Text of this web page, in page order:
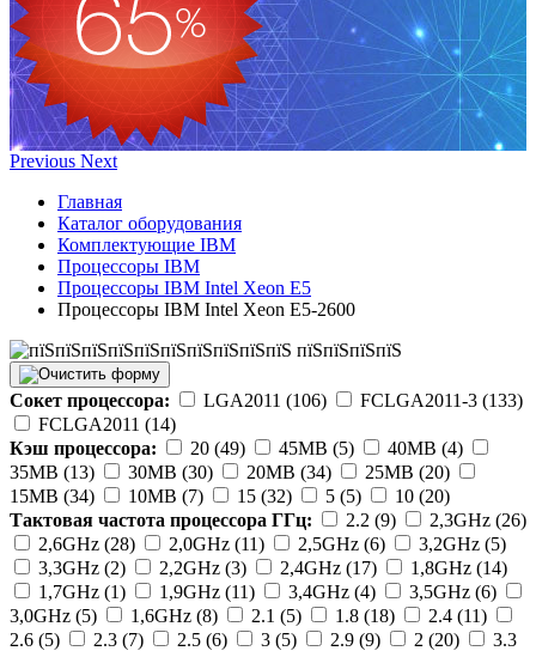
Previous Next
Главная
Каталог оборудования
Комплектующие IBM
Процессоры IBM
Процессоры IBM Intel Xeon E5
Процессоры IBM Intel Xeon E5-2600
Сокет процессора: LGA2011 (106)
FCLGA2011-3 (133)
FCLGA2011 (14)
Кэш процессора:
20 (49) 45MB (5)
40MB (4)
35MB (13)
30MB (30) 20MB (34)
25MB (20)
15MB (34)
10MB (7) 15 (32) 5 (5)
10 (20)
Тактовая частота процессора ГГц:
2.2 (9)
2,3GHz (26)
2,6GHz (28)
2,0GHz (11) 2,5GHz (6)
3,2GHz (5)
3,3GHz (2)
2,2GHz (3) 2,4GHz (17)
1,8GHz (14)
1,7GHz (1)
1,9GHz (11) 3,4GHz (4)
3,5GHz (6)
3,0GHz (5)
1,6GHz (8) 2.1 (5) 1.8 (18)
2.4 (11)
2.6 (5)
2.3 (7) 2.5 (6) 3 (5) 2.9 (9) 2 (20)
3.3